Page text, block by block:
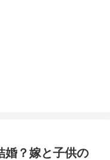
婚？嫁と子供の